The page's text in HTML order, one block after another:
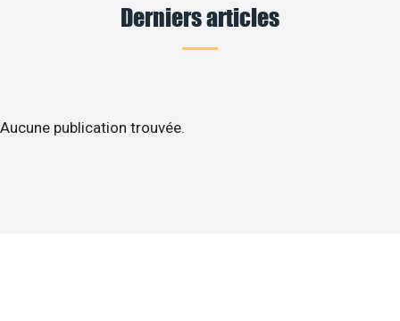
Derniers articles
Aucune publication trouvée.